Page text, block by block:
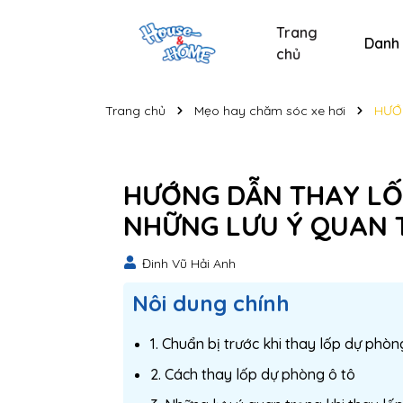
Trang
chủ
Trang chủ Mẹo hay chăm sóc xe hơi
HƯỚNG DẪN THAY
NHỮNG LƯU Ý QUAN
Đinh Vũ Hải Anh
Nôi dung chính
1. Chuẩn bị trước khi thay lốp dự
2. Cách thay lốp dự phòng ô tô